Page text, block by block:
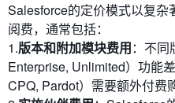
Salesforce的定价模式以复
阅费，通常包括：
1.版本和附加模块费用：不
Enterprise, Unlimited）功能
CPQ, Pardot）需要额外付费